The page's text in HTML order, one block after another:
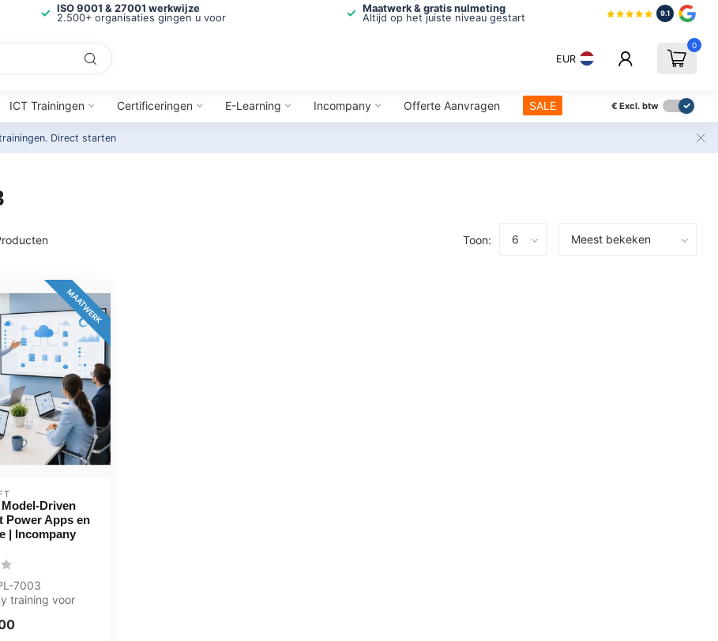
ISO 9001 & 27001 werkwijze
2.500+ organisaties gingen u voor
Maatwerk & gratis nulmeting
Altijd op het juiste niveau gestart
9.1
EUR
0
ICT Trainingen Certificeringen E-Learning Incompany Offerte Aanvragen SALE € Excl. btw
Direct starten
Toon:
MAATWERK
Model-Driven
Power Apps en
| Incompany
7003
training voor